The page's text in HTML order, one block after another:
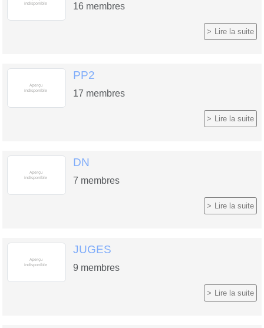
16 membres
Lire la suite
PP2
17 membres
Lire la suite
DN
7 membres
Lire la suite
JUGES
9 membres
Lire la suite